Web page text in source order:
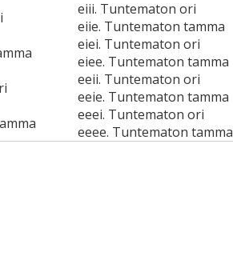
eiii. Tuntematon ori
eiie. Tuntematon tamma
eiei. Tuntematon ori
eiee. Tuntematon tamma
eeii. Tuntematon ori
eeie. Tuntematon tamma
eeei. Tuntematon ori
eeee. Tuntematon tamma